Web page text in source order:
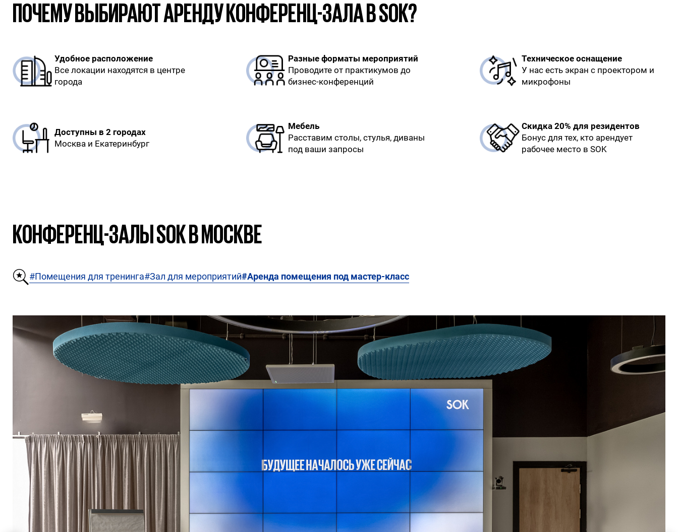
ПОЧЕМУ ВЫБИРАЮТ АРЕНДУ КОНФЕРЕНЦ-ЗАЛА В SOK?
Удобное расположение
Все локации находятся в центре
города
Разные форматы мероприятий
Проводите от практикумов до
бизнес-конференций
Техническое оснащение
У нас есть экран с проектором и
микрофоны
Доступны в 2 городах
Москва и Екатеринбург
Мебель
Расставим столы, стулья, диваны
под ваши запросы
Скидка 20% для резидентов
Бонус для тех, кто арендует
рабочее место в SOK
КОНФЕРЕНЦ-ЗАЛЫ SOK В МОСКВЕ
#Помещения для тренинга#Зал для мероприятий#Аренда помещения под мастер-класс